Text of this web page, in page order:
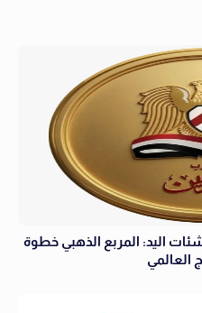
اليد: المربع الذهبي خطوة
العالمي